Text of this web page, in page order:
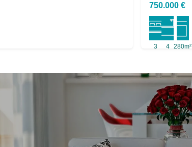
750.000 €
3 4 280m²